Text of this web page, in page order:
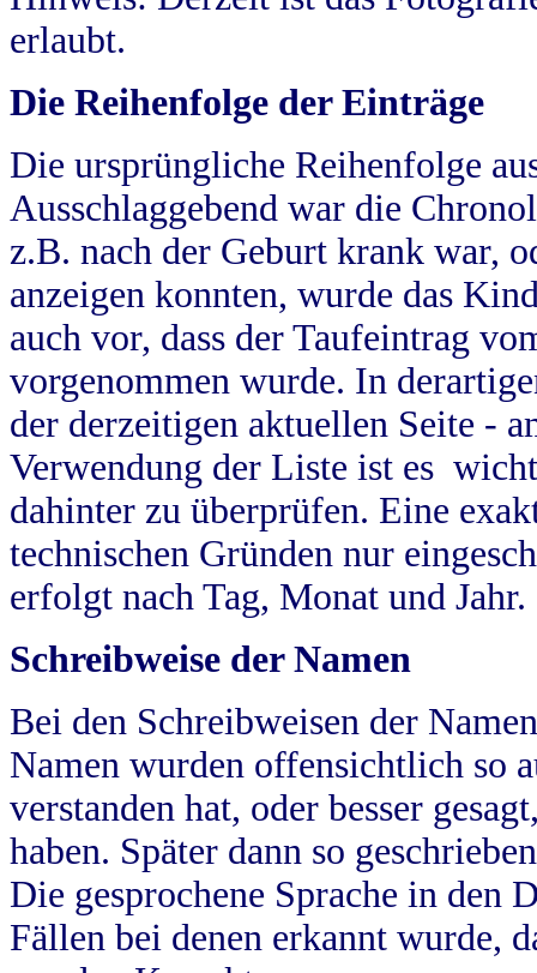
erlaubt.
Die Reihenfolge der Einträge
Die ursprüngliche Reihenfolge
Ausschlaggebend war die
z.B. nach der Geburt krank war,
anzeigen konnten, wurde das
auch vor, dass der Taufeintrag
vorgenommen wurde. In
der derzeitigen aktuellen Seite -
Verwendung der Liste ist es
dahinter zu überprüfen. Eine
technischen Gründen nur
erfolgt nach Tag, Monat und Jahr.
Schreibweise der Namen
Bei den Schreibweisen der
Namen wurden offensichtlich so
verstanden hat, oder besser
haben. Später dann so
Die gesprochene Sprache in
Fällen bei denen erkannt wurde,